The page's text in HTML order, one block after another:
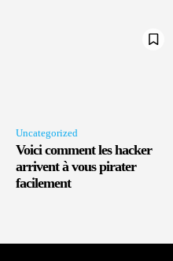
Uncategorized
Voici comment les hacker
arrivent à vous pirater
facilement